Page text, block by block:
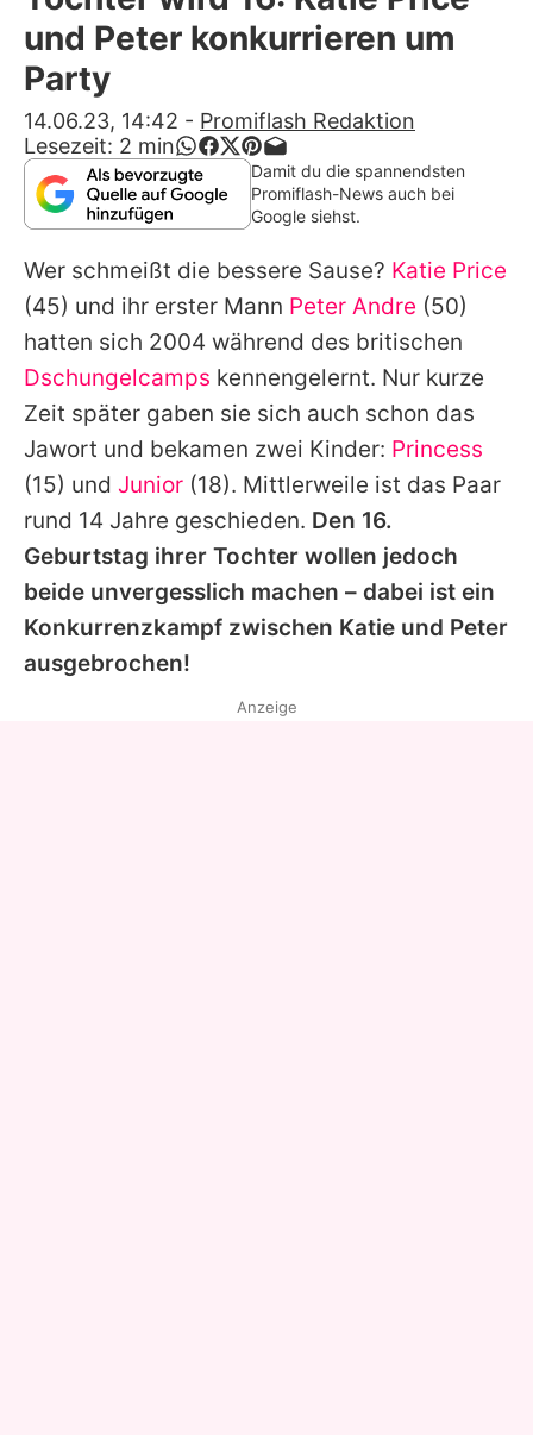
Alle Themen auf Promiflash
App runterladen
Team
Redaktionelle Richtlinien
Impressum
Datenschutzerklärung
Nutzungsbedingungen
Utiq verwalten
und Peter konkurrieren um
Party
14.06.23, 14:42 - Promiflash Redaktion
Lesezeit: 2 min
Damit du die spannendsten
Promiflash-News auch bei
Google siehst.
Wer schmeißt die bessere Sause? Katie Price
(45) und ihr erster Mann Peter Andre (50)
hatten sich 2004 während des britischen
Dschungelcamps kennengelernt. Nur kurze
Zeit später gaben sie sich auch schon das
Jawort und bekamen zwei Kinder: Princess
(15) und Junior (18). Mittlerweile ist das Paar
rund 14 Jahre geschieden. Den 16.
Geburtstag ihrer Tochter wollen jedoch
beide unvergesslich machen – dabei ist ein
Konkurrenzkampf zwischen Katie und Peter
ausgebrochen!
Anzeige